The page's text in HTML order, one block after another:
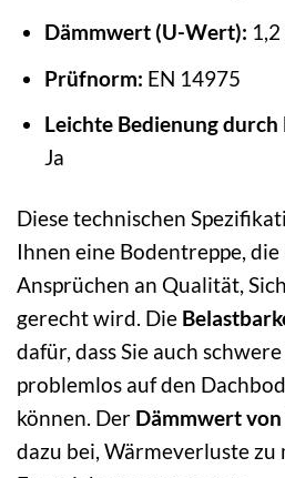
Dämmwert (U-Wert):
Prüfnorm: EN 14975
Leichte Bedienung
Ja
Diese technischen
Ihnen eine Bodentreppe,
Ansprüchen an Qualität,
gerecht wird. Die
dafür, dass Sie auch
problemlos auf den
können. Der Dämmwert von
dazu bei, Wärmeverluste